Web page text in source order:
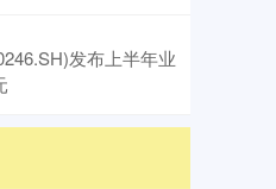
发布上半年业